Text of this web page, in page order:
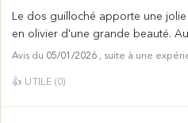
Le dos guilloché apporte une
en olivier d'une grande beauté.
Avis du 05/01/2026 , suite à une
👍 UTILE (0)